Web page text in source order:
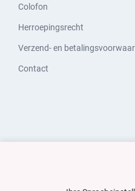
Colofon
Herroepingsrecht
Verzend- en
Contact